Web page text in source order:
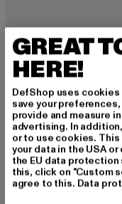
POCKIES
Ice Blue Striped
Derzeitiger Preis: 23,74
Boxershorts für
Komfort und Stil
GREAT
HERE!
DefShop uses
save your
provide and measure
advertising. In
or to use cookies.
your data in the USA
the EU data
this, click on "Custom
agree to this. Data